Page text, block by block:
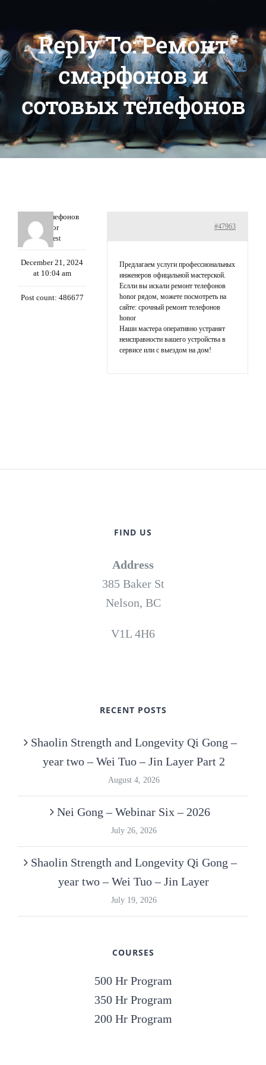
Reply To: Ремонт
смарфонов и
сотовых телефонов
Ремонт телефонов
Honor
Guest
December 21, 2024
at 10:04 am
Post count: 486677
#47963
Предлагаем услуги профессиональных
инженеров офицальной мастерской.
Еслли вы искали ремонт телефонов
honor рядом, можете посмотреть на
сайте: срочный ремонт телефонов
honor
Наши мастера оперативно устранят
неисправности вашего устройства в
сервисе или с выездом на дом!
FIND US
Address
385 Baker St
Nelson, BC
V1L 4H6
RECENT POSTS
Shaolin Strength and Longevity Qi Gong –
year two – Wei Tuo – Jin Layer Part 2
August 4, 2026
Nei Gong – Webinar Six – 2026
July 26, 2026
Shaolin Strength and Longevity Qi Gong –
year two – Wei Tuo – Jin Layer
July 19, 2026
COURSES
500 Hr Program
350 Hr Program
200 Hr Program